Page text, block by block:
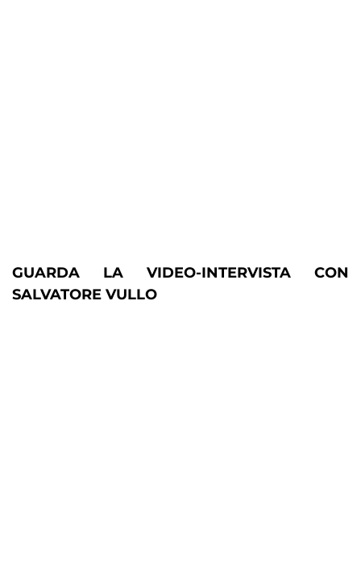
GUARDA LA VIDEO-INTERVISTA CON
SALVATORE VULLO